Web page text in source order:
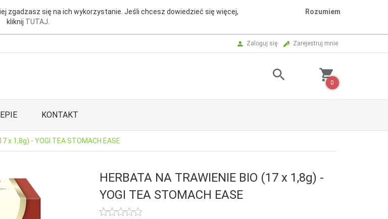
zgadzasz się na ich wykorzystanie. Jeśli chcesz dowiedzieć się więcej,
kliknij TUTAJ.
Rozumiem
Zaloguj się Zarejestruj mnie
0
KONTAKT
x 1,8g) - YOGI TEA STOMACH EASE
HERBATA NA TRAWIENIE BIO (17 x 1,8g) -
YOGI TEA STOMACH EASE